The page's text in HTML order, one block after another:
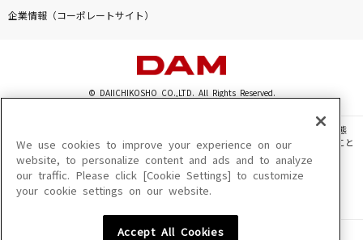
企業情報（コーポレートサイト）
© DAIICHIKOSHO CO.,LTD. All Rights Reserved.
このサイトに掲載されている一切の文章・画像・写真・動画・音声等を、手段や形態
を問わず、著作権法の定める範囲を超えて無断で複製、転載、ファイル化などすること
を禁じます。
楽曲及びコンテンツは、機種によりご利用いただけない場合があります。
楽曲及びコンテンツの配信日、配信内容が変更になる場合があります。
We use cookies to improve your experience on our
website, to personalize content and ads and to analyze
our traffic. Please click [Cookie Settings] to customize
your cookie settings on our website.
Accept All Cookies